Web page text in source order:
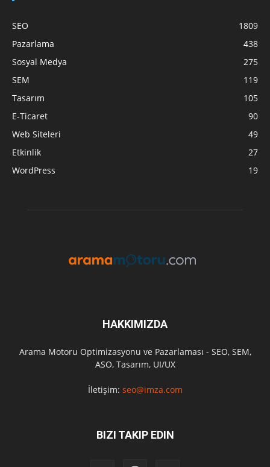
SEO
1809
Pazarlama
438
Sosyal Medya
275
SEM
119
Tasarım
105
E-Ticaret
90
Web Siteleri
49
Etkinlik
27
WordPress
19
HAKKIMIZDA
Arama Motoru Optimizasyonu ve Pazarlaması - SEO, SEM,
ASO, Tasarım, UI/UX
İletişim: seo@imza.com
BIZI TAKIP EDIN